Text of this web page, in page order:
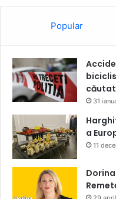
Popular
31
a
11